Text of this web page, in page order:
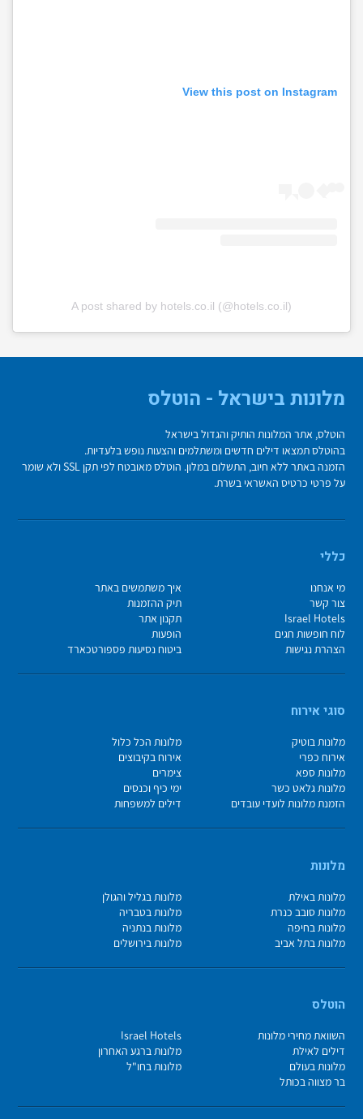
View this post on Instagram
A post shared by hotels.co.il (@hotels.co.il)
מלונות בישראל - הוטלס
הוטלס, אתר המלונות הותיק והגדול בישראל
בהוטלס תמצאו דילים חדשים ומשתלמים והצעות נופש בלעדיות.
הזמנה באתר ללא חיוב, התשלום במלון. הוטלס מאובטח לפי תקן SSL ולא שומר
על פרטי כרטיס האשראי בשרת.
כללי
מי אנחנו
איך משתמשים באתר
צור קשר
תיק ההזמנות
Israel Hotels
תקנון אתר
לוח חופשות חגים
הופעות
הצהרת נגישות
ביטוח נסיעות פספורטכארד
סוגי אירוח
מלונות בוטיק
מלונות הכל כלול
אירוח כפרי
אירוח בקיבוצים
מלונות ספא
צימרים
מלונות גלאט כשר
ימי כיף וכנסים
הזמנת מלונות לועדי עובדים
דילים למשפחות
מלונות
מלונות באילת
מלונות בגליל והגולן
מלונות סובב כנרת
מלונות בטבריה
מלונות בחיפה
מלונות בנתניה
מלונות בתל אביב
מלונות בירושלים
הוטלס
השוואת מחירי מלונות
Israel Hotels
דילים לאילת
מלונות ברגע האחרון
מלונות בעולם
מלונות בחו"ל
בר מצווה בכותל